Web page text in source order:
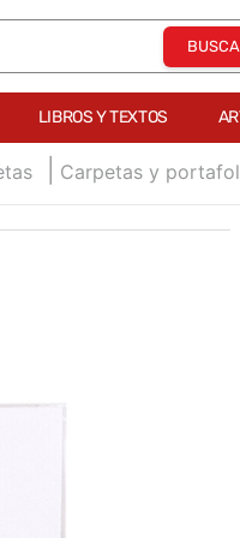
LIBROS Y TEXTOS
Carpetas y